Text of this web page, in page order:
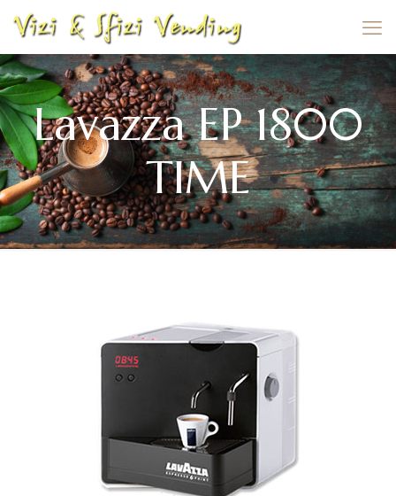
Lavazza EP 1800
TIME